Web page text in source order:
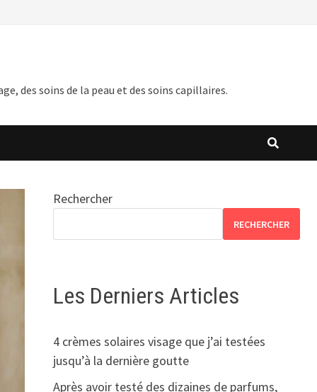
des soins de la peau et des soins capillaires.
Rechercher
RECHERCHER
Les Derniers Articles
4 crèmes solaires visage que j’ai testées
jusqu’à la dernière goutte
Après avoir testé des dizaines de parfums,